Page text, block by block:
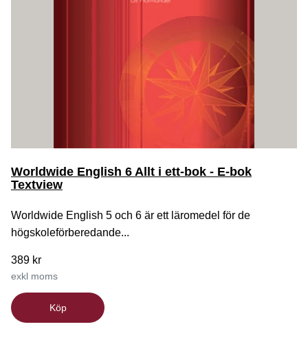
Worldwide English 6 Allt i ett-bok - E-bok
Textview
Worldwide English 5 och 6 är ett läromedel för de
högskoleförberedande...
389 kr
exkl moms
Köp